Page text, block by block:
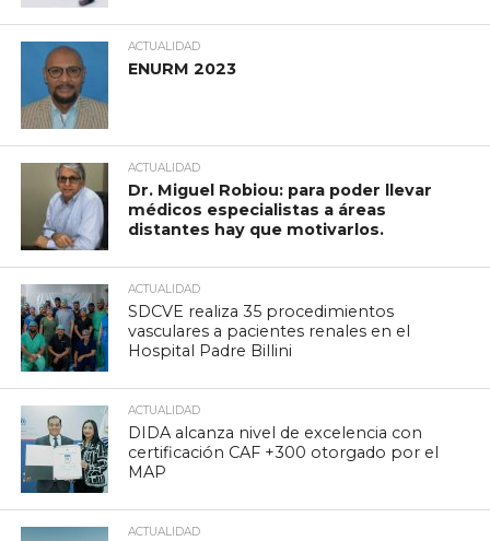
ACTUALIDAD
ENURM 2023
ACTUALIDAD
Dr. Miguel Robiou: para poder llevar
médicos especialistas a áreas
distantes hay que motivarlos.
ACTUALIDAD
SDCVE realiza 35 procedimientos
vasculares a pacientes renales en el
Hospital Padre Billini
ACTUALIDAD
DIDA alcanza nivel de excelencia con
certificación CAF +300 otorgado por el
MAP
ACTUALIDAD